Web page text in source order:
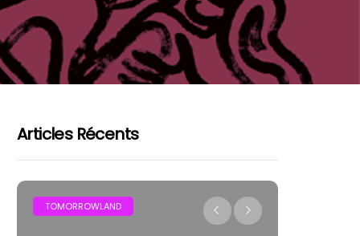
Articles Récents
FESTIVAL